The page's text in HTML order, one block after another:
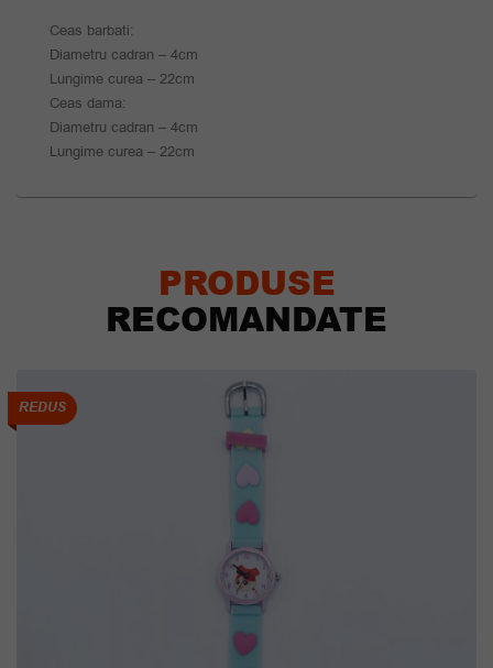
Ceas barbati:
Diametru cadran – 4cm
Lungime curea – 22cm
Ceas dama:
Diametru cadran – 4cm
Lungime curea – 22cm
PRODUSE
RECOMANDATE
REDUS